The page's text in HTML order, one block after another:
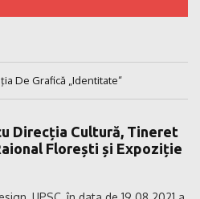
De Grafică „Identitate“
Direcția Cultură, Tineret
Florești și Expoziție